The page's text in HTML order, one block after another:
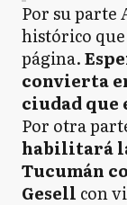
Por su parte
histórico
página.
convierta
ciudad que
Por otra
habilitará
Tucumán
Gesell con